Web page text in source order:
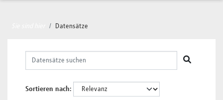
Datensätze
Sortieren nach